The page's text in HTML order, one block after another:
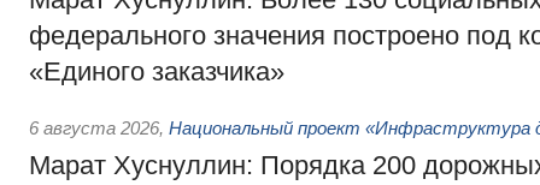
федерального значения построено под
«Единого заказчика»
6 августа 2026, Национальный проект «Инфраструктура
Марат Хуснуллин: Порядка 200